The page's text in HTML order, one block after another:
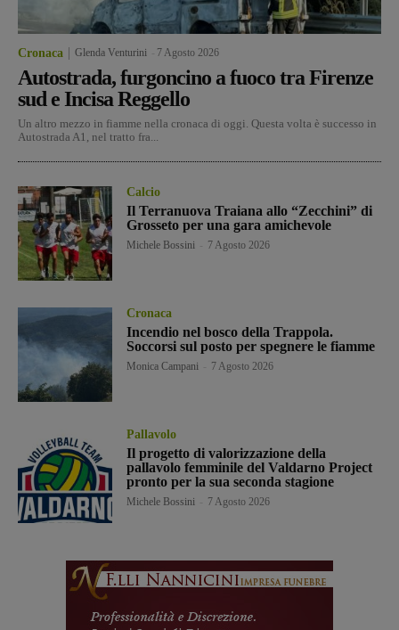
Cronaca Glenda Venturini 7 Agosto 2026
Autostrada, furgoncino a fuoco tra Firenze
sud e Incisa Reggello
Un altro mezzo in fiamme nella cronaca di oggi. Questa volta è successo in
Autostrada A1, nel tratto fra...
Calcio
Il Terranuova Traiana allo “Zecchini” di
Grosseto per una gara amichevole
Michele Bossini 7 Agosto 2026
Cronaca
Incendio nel bosco della Trappola.
Soccorsi sul posto per spegnere le fiamme
Monica Campani 7 Agosto 2026
Pallavolo
Il progetto di valorizzazione della
pallavolo femminile del Valdarno Project
pronto per la sua seconda stagione
Michele Bossini 7 Agosto 2026